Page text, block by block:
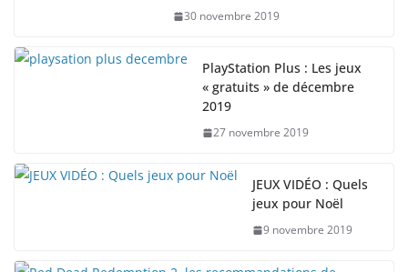
30 novembre 2019
PlayStation Plus : Les jeux
« gratuits » de décembre
2019
27 novembre 2019
JEUX VIDÉO : Quels
jeux pour Noël
9 novembre 2019